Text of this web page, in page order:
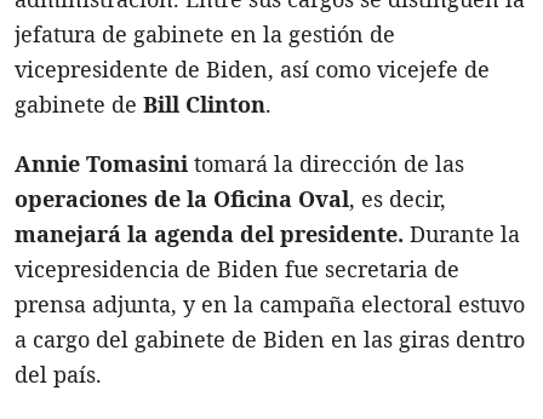
jefatura de gabinete en la gestión de
vicepresidente de Biden, así como vicejefe de
gabinete de Bill Clinton.
Annie Tomasini tomará la dirección de las
operaciones de la Oficina Oval, es decir,
manejará la agenda del presidente. Durante la
vicepresidencia de Biden fue secretaria de
prensa adjunta, y en la campaña electoral estuvo
a cargo del gabinete de Biden en las giras dentro
del país.